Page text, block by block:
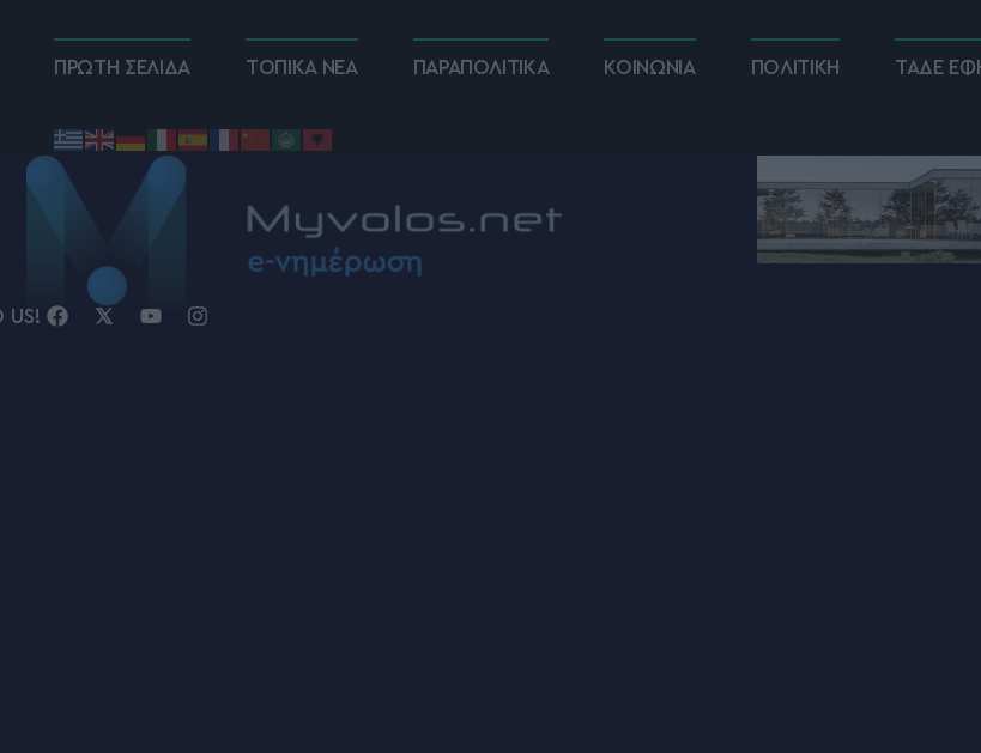
ΠΡΩΤΗ ΣΕΛΙΔΑ ΤΟΠΙΚΑ ΝΕΑ ΠΑΡΑΠΟΛΙΤΙΚΑ ΚΟΙΝΩΝΙΑ ΠΟΛΙΤΙΚΗ ΤΑΔΕ
US!